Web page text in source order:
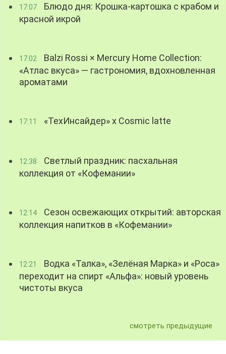
17:07
Блюдо дня: Крошка-картошка с крабом и
красной икрой
17:02
Balzi Rossi × Mercury Home Collection:
«Атлас вкуса» — гастрономия, вдохновленная
ароматами
17:11 «ТехИнсайдер» х Cosmic latte
12:38
Светлый праздник: пасхальная
коллекция от «Кофемании»
12:14
Сезон освежающих открытий: авторская
коллекция напитков в «Кофемании»
12:21
Водка «Талка», «Зелёная Марка» и «Роса»
переходит на спирт «Альфа»: новый уровень
чистоты вкуса
смотреть предыдущие